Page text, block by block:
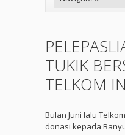
TUKIK
TELKOM
Bulan Juni lalu
donasi kepada